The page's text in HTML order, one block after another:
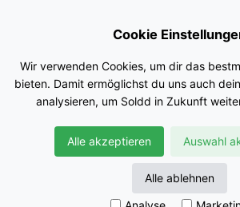
Impressum
Nutzungsbedingungen
Datenschutz
© Soldd GmbH
Cookie
Wir verwenden Cookies, um dir das
bieten. Damit ermöglichst du uns auch
analysieren, um Soldd in Zukunft
Alle akzeptieren Auswahl
Alle ablehnen